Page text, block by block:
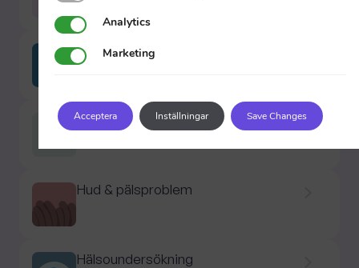
Besiktning av hund och katt
Exotics
Hud & pälsproblem
Hälsoundersökning
AnalyticsAnalytics
MarketingMarketing
Acceptera Inställningar Save Changes